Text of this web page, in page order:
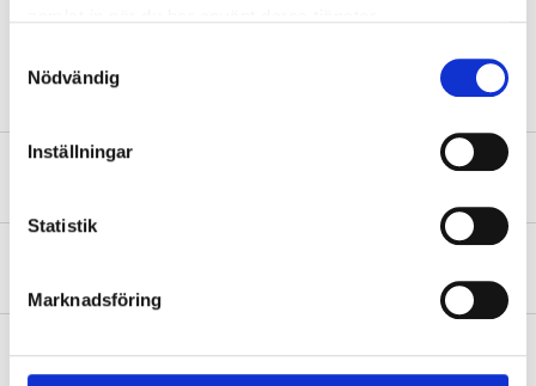
Nödvändig
Inställningar
Statistik
Marknadsföring